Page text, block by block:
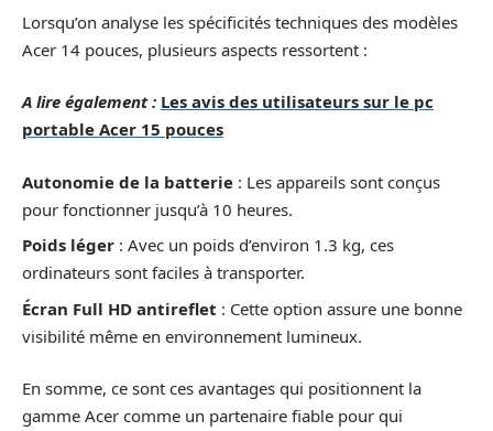
Lorsqu’on analyse les spécificités techniques des modèles
Acer 14 pouces, plusieurs aspects ressortent :
A lire également : Les avis des utilisateurs sur le pc
portable Acer 15 pouces
Autonomie de la batterie : Les appareils sont conçus
pour fonctionner jusqu’à 10 heures.
Poids léger : Avec un poids d’environ 1.3 kg, ces
ordinateurs sont faciles à transporter.
Écran Full HD antireflet : Cette option assure une bonne
visibilité même en environnement lumineux.
En somme, ce sont ces avantages qui positionnent la
gamme Acer comme un partenaire fiable pour qui